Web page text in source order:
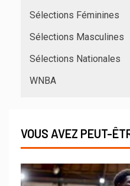
Sélections Féminines
Sélections Masculines
Sélections Nationales
WNBA
VOUS AVEZ PEUT-